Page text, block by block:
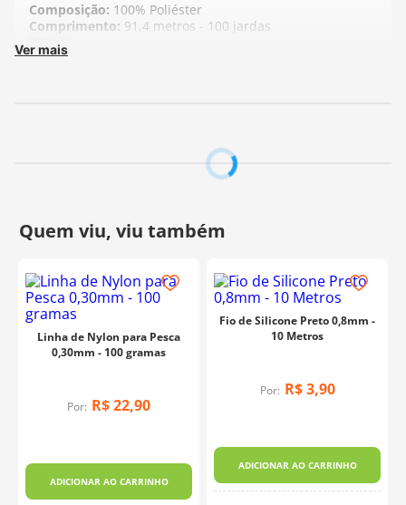
Composição: 100% Poliéster
Comprimento: 91,4 metros - 100 jardas
28
Ver mais
Linha de Nylon para Pesca
0,30mm - 100 gramas
Por: R$22,90
ADICIONAR AO CARRINHO
Fio de Silicone Preto 0,8mm -
10 Metros
Por: R$ 3,90
ADICIONAR AO CARRINHO